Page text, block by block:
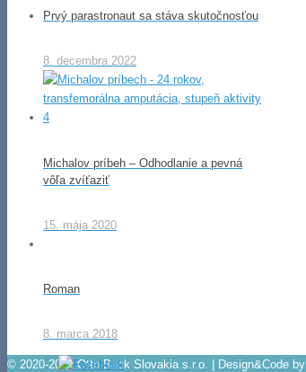
Prvý parastronaut sa stáva skutočnosťou
8. decembra 2022
Michalov príbeh – Odhodlanie a pevná
vôľa zvíťaziť
15. mája 2020
Roman
8. marca 2018
© 2020-2022 Otto Bock Slovakia s.r.o. | Design&Code by